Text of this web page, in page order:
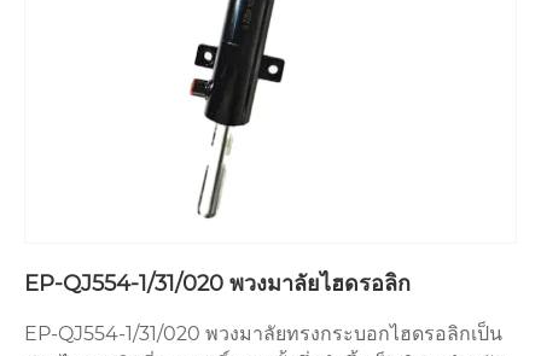
EP-QJ554-1/31/020 พวงมาลัยไฮดรอลิก
EP-QJ554-1/31/020 พวงมาลัยทรงกระบอกไฮดรอลิกเป็น